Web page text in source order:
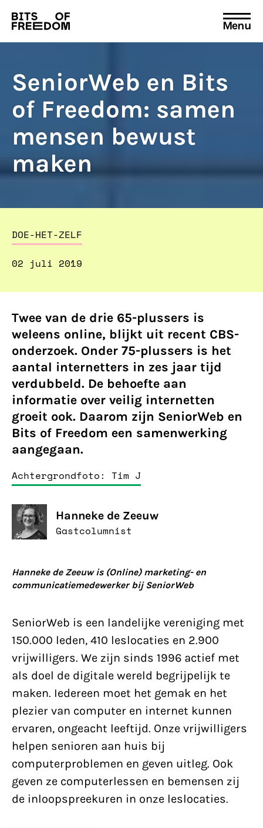
Search
for:
Menu
SeniorWeb en Bits
of Freedom: samen
mensen bewust
maken
DOE-HET-ZELF
02 juli 2019
Twee van de drie 65-plussers is
weleens online, blijkt uit recent CBS-
onderzoek. Onder 75-plussers is het
aantal internetters in zes jaar tijd
verdubbeld. De behoefte aan
informatie over veilig internetten
groeit ook. Daarom zijn SeniorWeb en
Bits of Freedom een samenwerking
aangegaan.
Achtergrondfoto: Tim J
Hanneke de Zeeuw
Gastcolumnist
Hanneke de Zeeuw is (Online) marketing- en
communicatiemedewerker bij SeniorWeb
SeniorWeb is een landelijke vereniging met
150.000 leden, 410 leslocaties en 2.900
vrijwilligers. We zijn sinds 1996 actief met
als doel de digitale wereld begrijpelijk te
maken. Iedereen moet het gemak en het
plezier van computer en internet kunnen
ervaren, ongeacht leeftijd. Onze vrijwilligers
helpen senioren aan huis bij
computerproblemen en geven uitleg. Ook
geven ze computerlessen en bemensen zij
de inloopspreekuren in onze leslocaties.